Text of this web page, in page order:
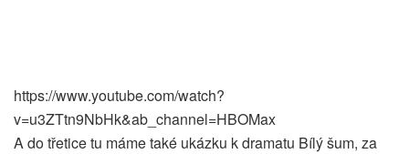
https://www.youtube.com/watch?
v=u3ZTtn9NbHk&ab_channel=HBOMax
A do třetice tu máme také ukázku k dramatu Bílý šum, za